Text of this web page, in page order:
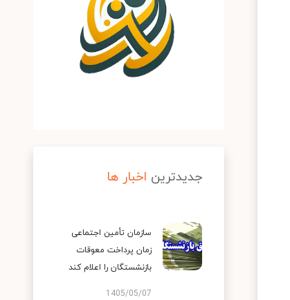
جدیدترین اخبار ها
سازمان تأمین اجتماعی
زمان پرداخت معوقات
بازنشستگان را اعلام کند
1405/05/07